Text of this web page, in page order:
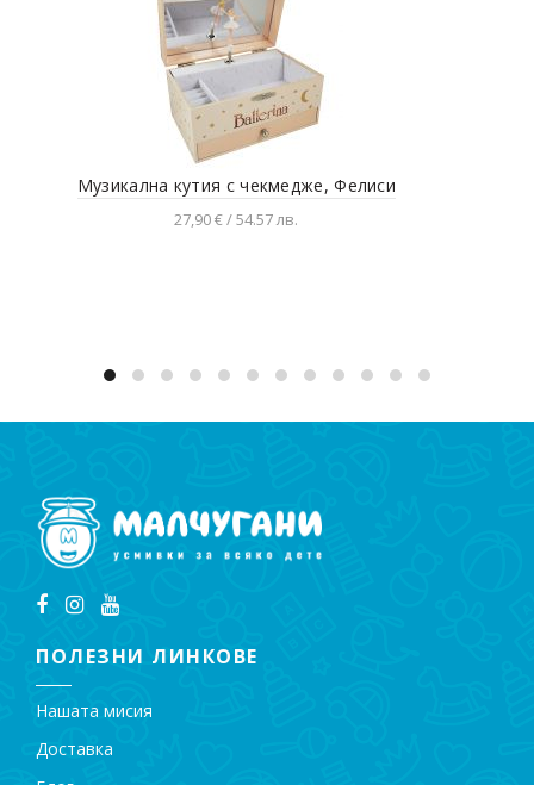
Музикална кутия с чекмедже, Фелиси
27,90 € / 54.57 лв.
ПОЛЕЗНИ ЛИНКОВЕ
Нашата мисия
Доставка